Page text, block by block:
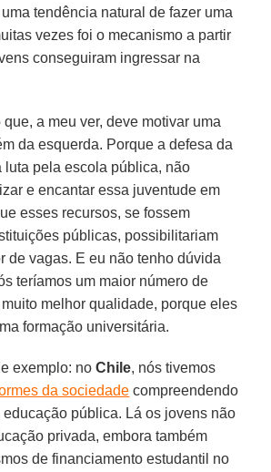
tendência natural de fazer uma
vezes foi o mecanismo a partir
conseguiram ingressar na
a meu ver, deve motivar uma
da esquerda. Porque a defesa da
luta pela escola pública, não
e encantar essa juventude em
esses recursos, se fossem
públicas, possibilitariam
de vagas. E eu não tenho dúvida
teríamos um maior número de
melhor qualidade, porque eles
formação universitária.
exemplo: noChile, nós tivemos
da sociedade compreendendo
pública. Lá os jovens não
privada, embora também
de financiamento estudantil no